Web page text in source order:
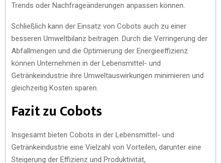
Trends oder Nachfrageänderungen anpassen können.
Schließlich kann der Einsatz von Cobots auch zu einer
besseren Umweltbilanz beitragen. Durch die Verringerung der
Abfallmengen und die Optimierung der Energieeffizienz
können Unternehmen in der Lebensmittel- und
Getränkeindustrie ihre Umweltauswirkungen minimieren und
gleichzeitig Kosten sparen.
Fazit zu Cobots
Insgesamt bieten Cobots in der Lebensmittel- und
Getränkeindustrie eine Vielzahl von Vorteilen, darunter eine
Steigerung der Effizienz und Produktivität,